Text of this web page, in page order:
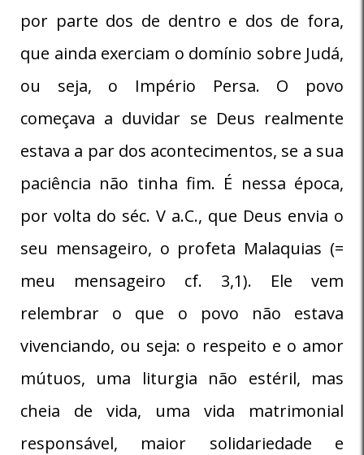
por parte dos de dentro e dos de fora,
que ainda exerciam o domínio sobre Judá,
ou seja, o Império Persa. O povo
começava a duvidar se Deus realmente
estava a par dos acontecimentos, se a sua
paciência não tinha fim. É nessa época,
por volta do séc. V a.C., que Deus envia o
seu mensageiro, o profeta Malaquias (=
meu mensageiro cf. 3,1). Ele vem
relembrar o que o povo não estava
vivenciando, ou seja: o respeito e o amor
mútuos, uma liturgia não estéril, mas
cheia de vida, uma vida matrimonial
responsável, maior solidariedade e